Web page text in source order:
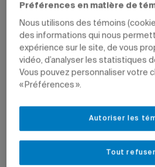
L'instrument TICFIRE/NuagIR,
projet HAWC-AVENIR et de la
Image: Projet AVENIR
Mis à jour le 23 avril 2024 à 16 h 57
Les travaux sur l’instrument
2006 par le professeur du
Préférences en matière de
Nous utilisons des témoins
des informations qui nous
expérience sur le site, de vous
vidéo, d’analyser les statistiques
Vous pouvez personnaliser votre
« Préférences ».
Tout refuser
Autoriser les